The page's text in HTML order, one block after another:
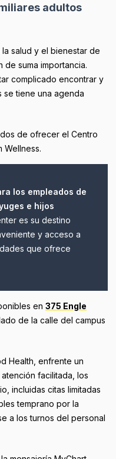
adultos
salud y el bienestar de
suma importancia.
complicado encontrar y
se tiene una agenda
de ofrecer el Centro
Wellness.
los empleados de
e hijos
es su destino
y acceso a
que ofrece
en 375 Engle
de la calle del campus
Health, enfrente un
facilitada, los
incluidas citas limitadas
temprano por la
a los turnos del personal